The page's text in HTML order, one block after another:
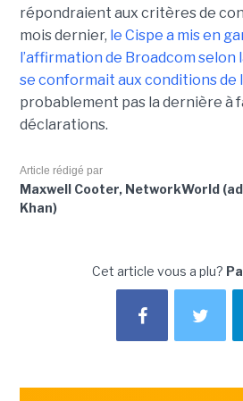
répondraient aux critères de
mois dernier, le Cispe a mis en
l’affirmation de Broadcom selon
se conformait aux conditions de
probablement pas la dernière à
déclarations.
Article rédigé par
Maxwell Cooter, NetworkWorld
Khan)
Cet article vous a plu?